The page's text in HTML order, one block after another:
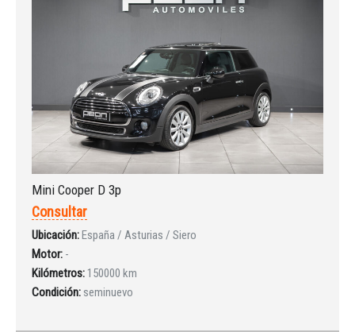
Mini Cooper D 3p
Consultar
Ubicación:España / Asturias / Siero
Motor: -
Kilómetros: 150000 km
Condición: seminuevo